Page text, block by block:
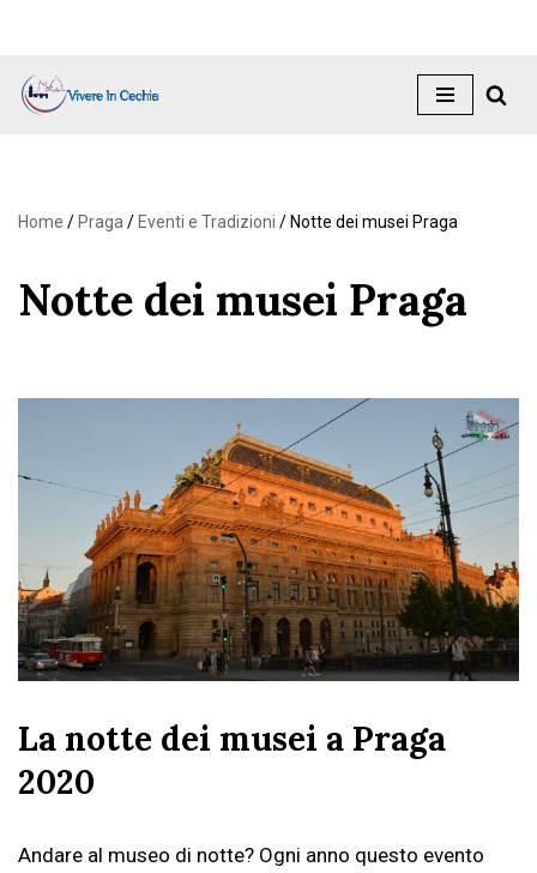
Vai
Home / Praga/ Eventi e Tradizioni / Notte dei musei Praga
Notte dei musei Praga
La notte dei musei a Praga
2020
Andare al museo di notte? Ogni anno questo evento